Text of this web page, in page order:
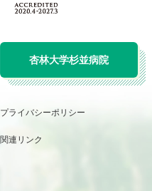
杏林大学杉並病院
プライバシーポリシー
関連リンク